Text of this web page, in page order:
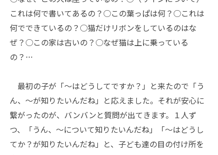
これは何で書いてあるの？○この葉っぱは何？○これは
何でできているの？○猫だけリボンをしているのはな
ぜ？○この家は古いの？○なぜ猫は上に乗っている
の？…
最初の子が「〜はどうしてですか？」と来たので「う
ん、〜が知りたいんだね」と応えました。それが安心に
繋がったのが、バンバンと質問が出てきます。１人ず
つ、「うん、〜について知りたいんだね」「〜はどうし
てか？が知りたいんだね」と、子ども達の目の付け所を